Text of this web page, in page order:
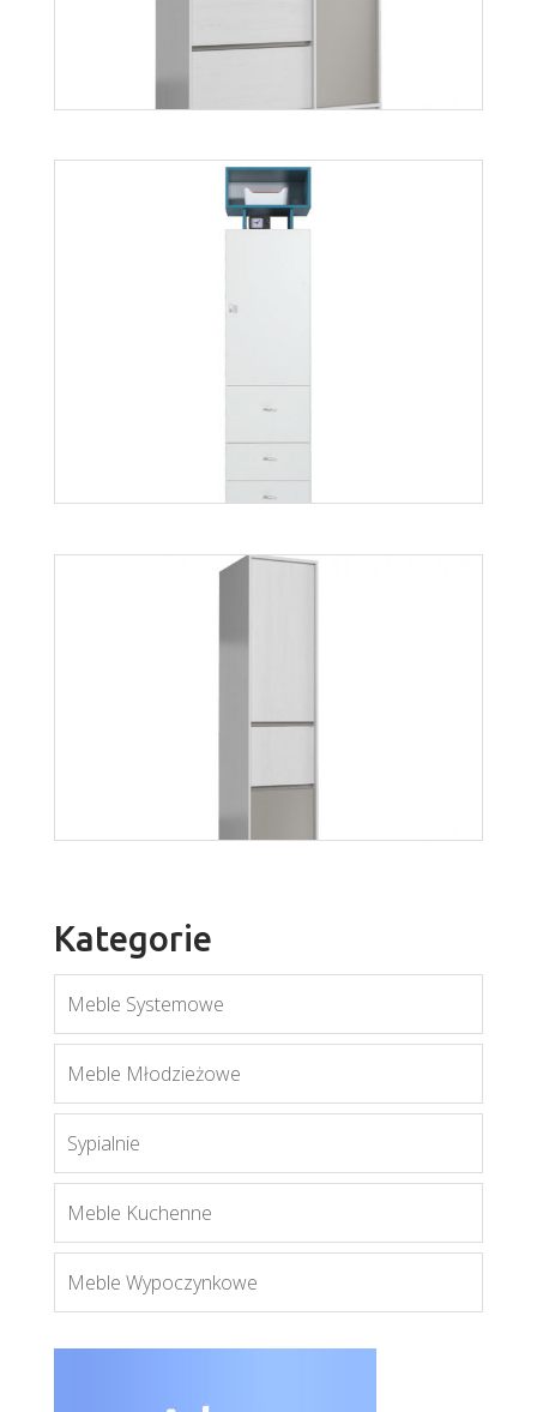
Mobi MO4
Mati S1D
Więcej
Kategorie
Meble Systemowe
Meble Młodzieżowe
Sypialnie
Meble Kuchenne
Meble Wypoczynkowe